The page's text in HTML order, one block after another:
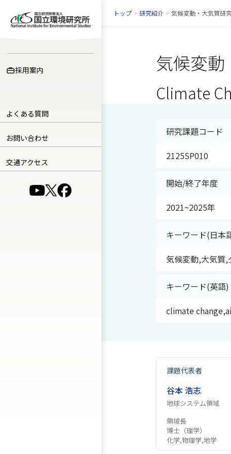
採用案内
よくある質問
お問い合わせ
交通アクセス
（別ウインドウで開きます）
（別ウインドウで開きます）
（別ウインドウで開きます）
トップ > 研究紹介 > 気候変動・大気質研
気候変動
Climate
研究課題コード
2125SP010
開始/終了年度
2021~2025年
キーワード(日本
気候変動,大気質
キーワード(英語)
climate
課題代表者
谷本 浩志
地球システム領域
領域長
博士（理学）
化学,物理学,地学